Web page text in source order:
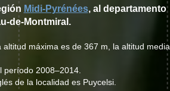
Midi-Pyrénées, al departamento
de-Montmiral.
máxima es de 367 m, la altitud media
período 2008–2014.
de la localidad es Puycelsi.